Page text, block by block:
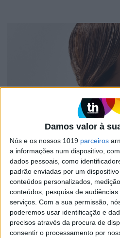
Damos valor à
Nós e os nossos 1019 parceiros
a informações num dispositivo,
dados pessoais, como
padrão enviadas por um
conteúdos personalizados,
conteúdos, pesquisa de
serviços. Com a sua permissão,
poderemos usar identificação e
precisos através da procura de
consentir o processamento por
#EMBELEZA
O segredo para um
verão e combater o trio
saúde: sol, sal e cloro